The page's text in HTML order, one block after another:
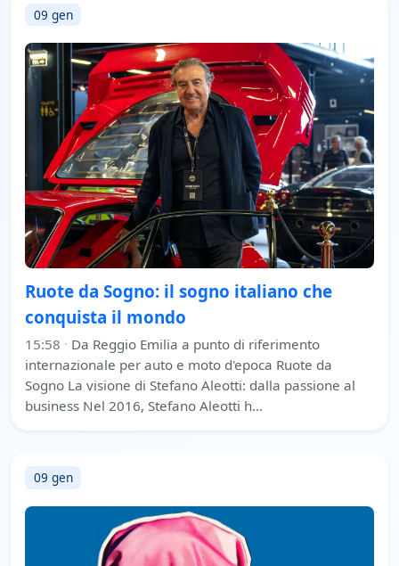
09 gen
Ruote da Sogno: il sogno italiano che
conquista il mondo
15:58 · Da Reggio Emilia a punto di riferimento
internazionale per auto e moto d'epoca Ruote da
Sogno La visione di Stefano Aleotti: dalla passione al
business Nel 2016, Stefano Aleotti h…
09 gen